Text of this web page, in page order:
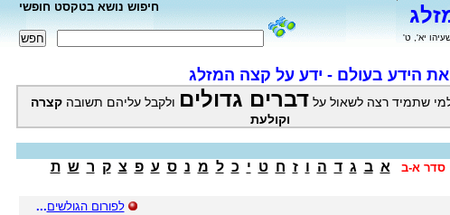
יא', ט'
חיפוש נושא בטקסט חופשי
הידע בעולם - ידע על קצה המזלג
שתמיד רצה לשאול על דברים גדולים ולקבל עליהם תשובה קצרה
וקולעת
סדר א-ב א ב ג ד ה ו ז ח ט י כ ל מ נ ס ע פ צ ק ר ש ת
לפורום הגולשים...